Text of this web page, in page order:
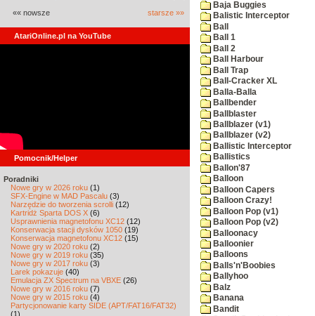
«« nowsze starsze »»
AtariOnline.pl na YouTube
Pomocnik/Helper
Poradniki
Nowe gry w 2026 roku (1)
SFX-Engine w MAD Pascalu (3)
Narzędzie do tworzenia scrolli (12)
Kartridż Sparta DOS X (6)
Usprawnienia magnetofonu XC12 (12)
Konserwacja stacji dysków 1050 (19)
Konserwacja magnetofonu XC12 (15)
Nowe gry w 2020 roku (2)
Nowe gry w 2019 roku (35)
Nowe gry w 2017 roku (3)
Larek pokazuje (40)
Emulacja ZX Spectrum na VBXE (26)
Nowe gry w 2016 roku (7)
Nowe gry w 2015 roku (4)
Partycjonowanie karty SIDE (APT/FAT16/FAT32)
(1)
Baja Buggies
Balistic Interceptor
Ball
Ball 1
Ball 2
Ball Harbour
Ball Trap
Ball-Cracker XL
Balla-Balla
Ballbender
Ballblaster
Ballblazer (v1)
Ballblazer (v2)
Ballistic Interceptor
Ballistics
Ballon'87
Balloon
Balloon Capers
Balloon Crazy!
Balloon Pop (v1)
Balloon Pop (v2)
Balloonacy
Balloonier
Balloons
Balls'n'Boobies
Ballyhoo
Balz
Banana
Bandit